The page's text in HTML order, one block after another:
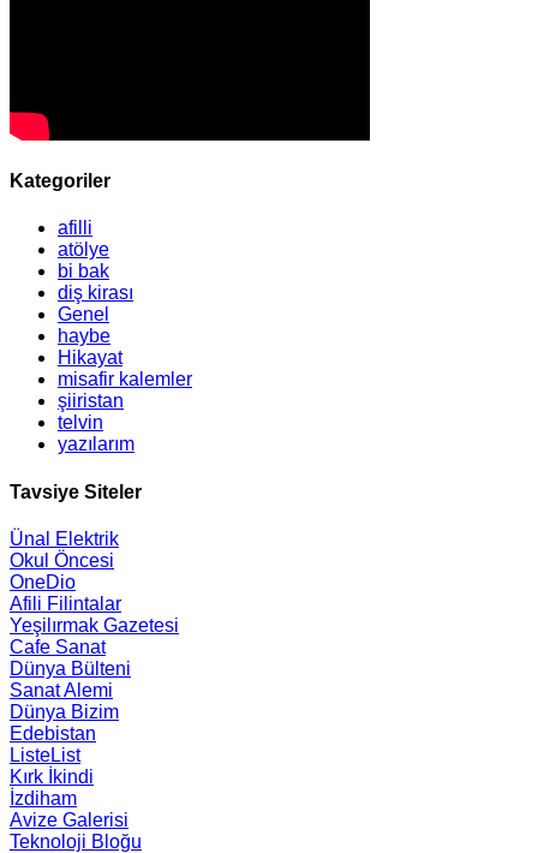
Kategoriler
afilli
atölye
bi bak
diş kirası
Genel
haybe
Hikayat
misafir kalemler
şiiristan
telvin
yazılarım
Tavsiye Siteler
Ünal Elektrik
Okul Öncesi
OneDio
Afili Filintalar
Yeşilırmak Gazetesi
Cafe Sanat
Dünya Bülteni
Sanat Alemi
Dünya Bizim
Edebistan
ListeList
Kırk İkindi
İzdiham
Avize Galerisi
Teknoloji Bloğu